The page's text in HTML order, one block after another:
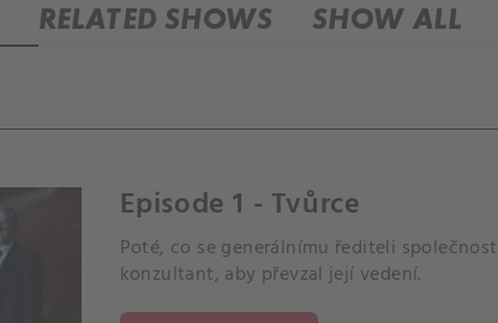
RELATED SHOWS SHOW ALL
Episode 1 - Tvůrce
Poté, co se generálnímu řediteli
konzultant, aby převzal její vedení.